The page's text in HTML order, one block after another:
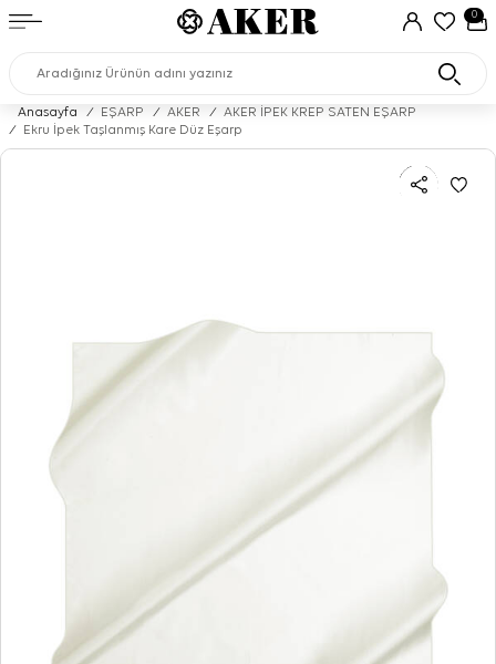
0
Anasayfa / EŞARP / AKER /
AKER İPEK KREP SATEN EŞARP
/
Ekru İpek Taşlanmış Kare Düz Eşarp